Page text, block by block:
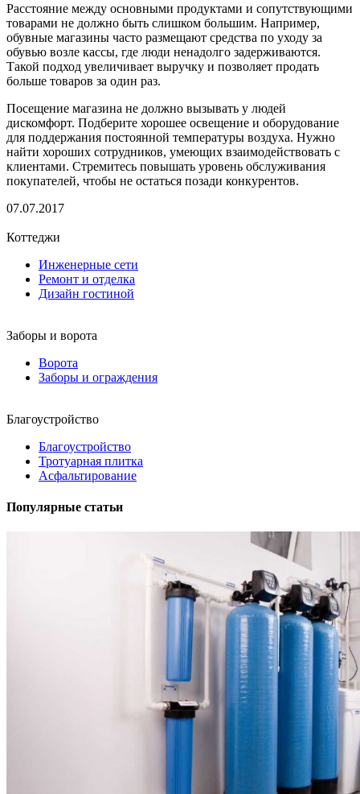
Расстояние между основными продуктами и сопутствующими
товарами не должно быть слишком большим. Например,
обувные магазины часто размещают средства по уходу за
обувью возле кассы, где люди ненадолго задерживаются.
Такой подход увеличивает выручку и позволяет продать
больше товаров за один раз.
Посещение магазина не должно вызывать у людей
дискомфорт. Подберите хорошее освещение и оборудование
для поддержания постоянной температуры воздуха. Нужно
найти хороших сотрудников, умеющих взаимодействовать с
клиентами. Стремитесь повышать уровень обслуживания
покупателей, чтобы не остаться позади конкурентов.
07.07.2017
Коттеджи
Инженерные сети
Ремонт и отделка
Дизайн гостиной
Заборы и ворота
Ворота
Заборы и ограждения
Благоустройство
Благоустройство
Тротуарная плитка
Асфальтирование
Популярные статьи